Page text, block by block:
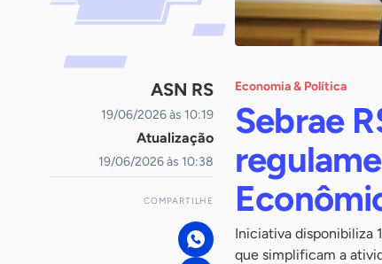
ASN RS
19/06/2026 às 10:19
Atualização
19/06/2026 às 10:38
COMPARTILHE
Economia & Política
Sebrae
Iniciativa disponibiliza
que simplificam a